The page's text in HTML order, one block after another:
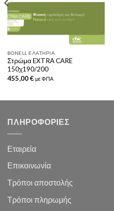
BONELL ΕΛΑΤΉΡΙΑ
Στρώμα EXTRA CARE
150χ190/200
455,00€ με ΦΠΑ
ΠΛΗΡΟΦΟΡΙΕΣ
Εταιρεία
Επικοινωνία
Τρόποι αποστολής
Τρόποι πληρωμής